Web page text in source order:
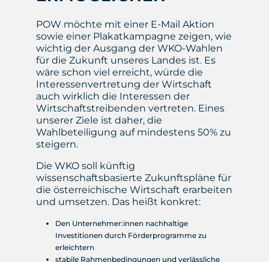
POW möchte mit einer E-Mail Aktion
sowie einer Plakatkampagne zeigen, wie
wichtig der Ausgang der WKO-Wahlen
für die Zukunft unseres Landes ist. Es
wäre schon viel erreicht, würde die
Interessenvertretung der Wirtschaft
auch wirklich die Interessen der
Wirtschaftstreibenden vertreten. Eines
unserer Ziele ist daher, die
Wahlbeteiligung auf mindestens 50% zu
steigern.
Die WKO soll künftig
wissenschaftsbasierte Zukunftspläne für
die österreichische Wirtschaft erarbeiten
und umsetzen. Das heißt konkret:
Den Unternehmer:innen nachhaltige
Investitionen durch Förderprogramme zu
erleichtern
stabile Rahmenbedingungen und verlässliche